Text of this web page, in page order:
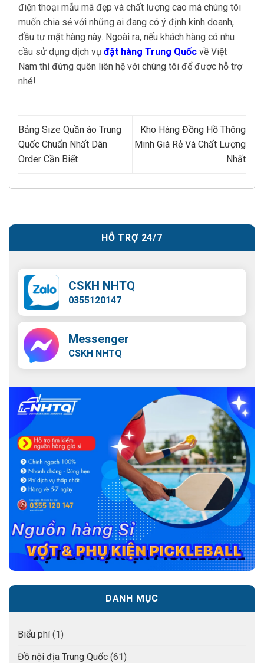
điện thoại mẫu mã đẹp và chất lượng cao mà chúng tôi
muốn chia sẻ với những ai đang có ý định kinh doanh,
đầu tư mặt hàng này. Ngoài ra, nếu khách hàng có nhu
cầu sử dụng dịch vụ đặt hàng Trung Quốc về Việt
Nam thì đừng quên liên hệ với chúng tôi để được hỗ trợ
nhé!
Bảng Size Quần áo Trung
Quốc Chuẩn Nhất Dân
Order Cần Biết
Kho Hàng Đồng Hồ Thông
Minh Giá Rẻ Và Chất Lượng
Nhất
HỖ TRỢ 24/7
CSKH NHTQ
0355120147
Messenger
CSKH NHTQ
DANH MỤC
Biểu phí(1)
Đồ nội địa Trung Quốc (61)